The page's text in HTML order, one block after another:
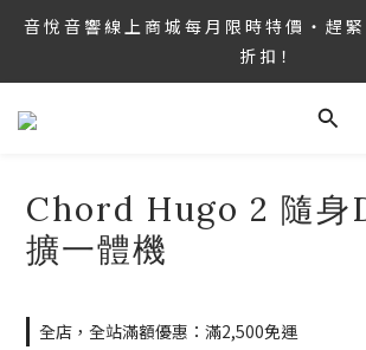
8/6 ~ 8/9 第36屆 TAA 國 際 Hi-End 音 響 大
音 響 1127 號 房 期 待 與 您 相
音 悅 音 響 線 上 商 城 每 月 限 時 特 價 ‧ 趕
折 扣！
8/6 ~ 8/9 第36屆 TAA 國 際 Hi-End 音 響 大
Chord Hugo 2 隨身
擴一體機
全店，全站滿額優惠：滿2,500免運